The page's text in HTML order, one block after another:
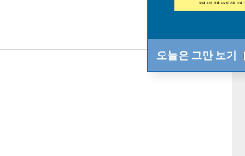
오늘은 그만 보기